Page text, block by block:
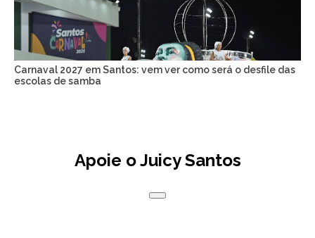
Carnaval 2027 em Santos: vem ver como será o desfile das
escolas de samba
Apoie o Juicy Santos